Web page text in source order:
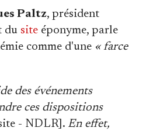
Paltz, président
du site éponyme, parle
comme d'une « farce
des événements
ces dispositions
- NDLR]. En effet,